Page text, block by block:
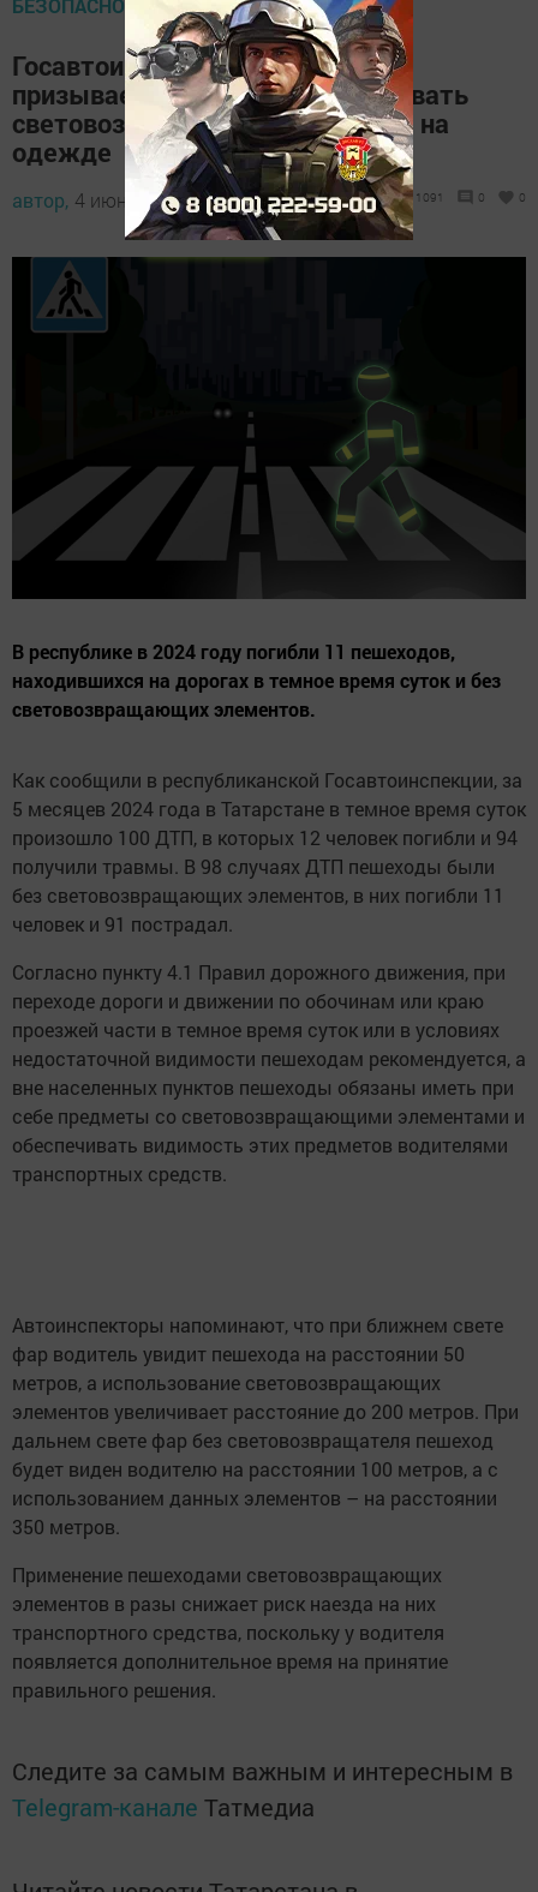
Госавтоинспекция Татарстана
призывает пешеходов использовать
световозвращающие элементы на
одежде
автор, 4 июня 2024 - 16:01 1091 0 0
В республике в 2024 году погибли 11 пешеходов,
находившихся на дорогах в темное время суток и без
световозвращающих элементов.
Как сообщили в республиканской Госавтоинспекции, за
5 месяцев 2024 года в Татарстане в темное время суток
произошло 100 ДТП, в которых 12 человек погибли и 94
получили травмы. В 98 случаях ДТП пешеходы были
без световозвращающих элементов, в них погибли 11
человек и 91 пострадал.
Согласно пункту 4.1 Правил дорожного движения, при
переходе дороги и движении по обочинам или краю
проезжей части в темное время суток или в условиях
недостаточной видимости пешеходам рекомендуется, а
вне населенных пунктов пешеходы обязаны иметь при
себе предметы со световозвращающими элементами и
обеспечивать видимость этих предметов водителями
транспортных средств.
​А​втоинспекторы напоминают, что при ближнем свете
фар водитель увидит пешехода на расстоянии 50
метров, а использование световозвращающих
элементов увеличивает расстояние до 200 метров. При
дальнем свете фар без световозвращателя пешеход
будет виден водителю на расстоянии 100 метров, а с
использованием данных элементов – на расстоянии
350 метров.
Применение пешеходами световозвращающих
элементов в разы снижает риск наезда на них
транспортного средства, поскольку у водителя
появляется дополнительное время на принятие
правильного решения.
Следите за самым важным и интересным в
Telegram-канале Татмедиа